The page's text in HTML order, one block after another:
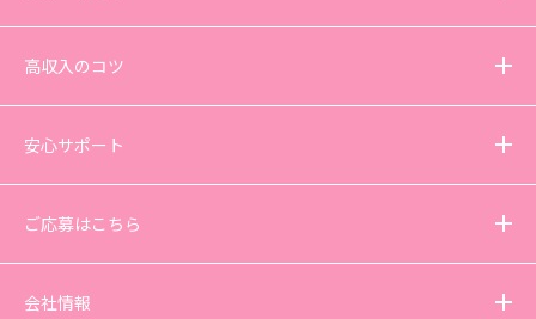
高収入のコツ
安心サポート
ご応募はこちら
会社情報